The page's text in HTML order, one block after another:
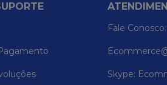
Fale
Skype: